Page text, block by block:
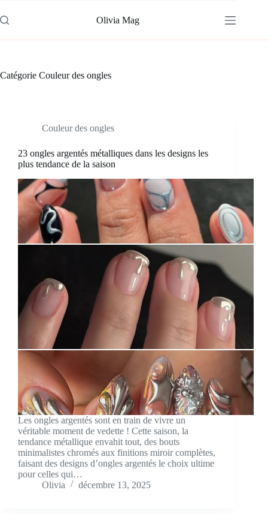
au
contenu
Olivia Mag
Catégorie Couleur des ongles
Couleur des ongles
23 ongles argentés métalliques dans les designs les
plus tendance de la saison
Les ongles argentés sont en train de vivre un
véritable moment de vedette ! Cette saison, la
tendance métallique envahit tout, des bouts
minimalistes chromés aux finitions miroir complètes,
faisant des designs d’ongles argentés le choix ultime
pour celles qui…
Olivia
décembre 13, 2025